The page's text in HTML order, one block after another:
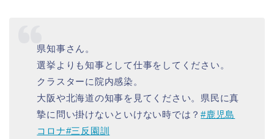
県知事さん。
選挙よりも知事として仕事をしてください。
クラスターに院内感染。
大阪や北海道の知事を見てください。県民に真
摯に問い掛けないといけない時では？#鹿児島
コロナ#三反園訓